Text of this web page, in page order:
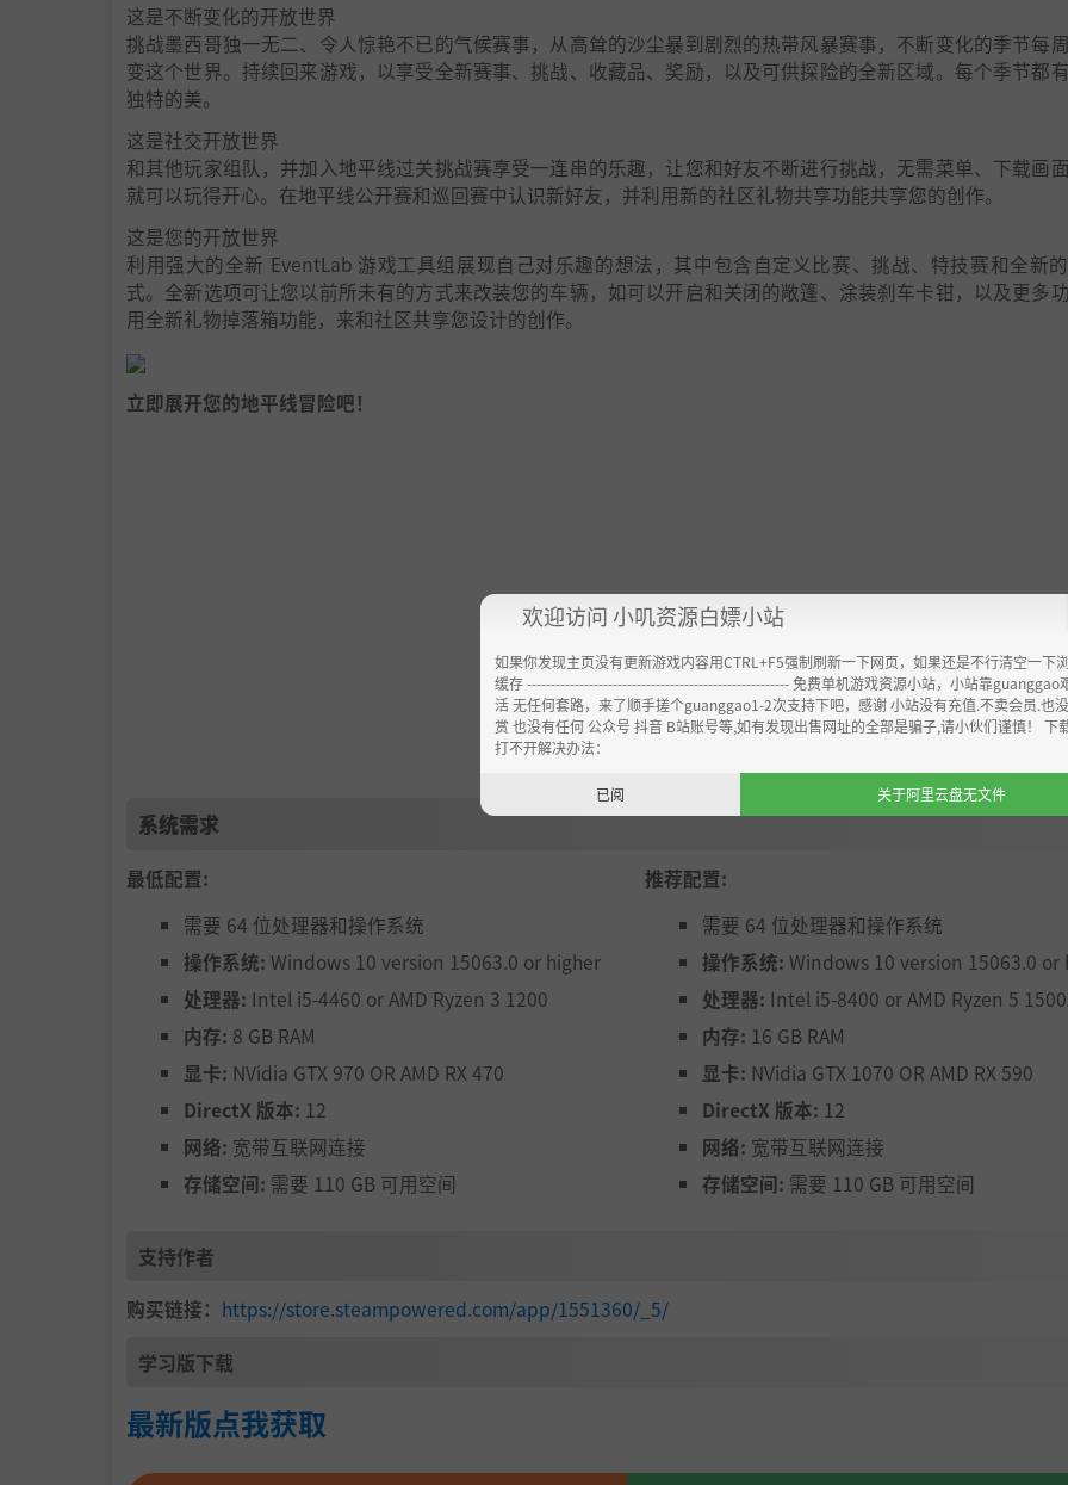
这是不断变化的开放世界
挑战墨西哥独一无二、令人惊艳不已的气候赛事，从高耸的沙尘暴到剧烈的热带风暴赛事，不断变化的季节每
变这个世界。持续回来游戏，以享受全新赛事、挑战、收藏品、奖励，以及可供探险的全新区域。每个季节都
独特的美。
这是社交开放世界
和其他玩家组队，并加入地平线过关挑战赛享受一连串的乐趣，让您和好友不断进行挑战，无需菜单、下载画
就可以玩得开心。在地平线公开赛和巡回赛中认识新好友，并利用新的社区礼物共享功能共享您的创作。
这是您的开放世界
利用强大的全新 EventLab 游戏工具组展现自己对乐趣的想法，其中包含自定义比赛、挑战、特技赛和全新
式。全新选项可让您以前所未有的方式来改装您的车辆，如可以开启和关闭的敞篷、涂装刹车卡钳，以及更多
用全新礼物掉落箱功能，来和社区共享您设计的创作。
立即展开您的地平线冒险吧！
系统需求
最低配置:
需要 64 位处理器和操作系统
操作系统: Windows 10 version 15063.0 or higher
处理器: Intel i5-4460 or AMD Ryzen 3 1200
内存: 8 GB RAM
显卡: NVidia GTX 970 OR AMD RX 470
DirectX 版本: 12
网络: 宽带互联网连接
存储空间: 需要 110 GB 可用空间
推荐配置:
需要 64 位处理器和操作系统
操作系统: Windows 10 version 15063.0 or
处理器: Intel i5-8400 or AMD Ryzen 5
内存: 16 GB RAM
显卡: NVidia GTX 1070 OR AMD RX 590
DirectX 版本: 12
网络: 宽带互联网连接
存储空间: 需要 110 GB 可用空间
支持作者
购买链接： https://store.steampowered.com/app/1551360/_5/
学习版下载
最新版点我获取
欢迎访问 小叽资源白嫖小站
如果你发现主页没有更新游戏内容用CTRL+F5强制刷新一下网页，如果还是不行清空一下
缓存 ------------------------------------------------------- 免费单机游戏资源小站，小站靠guanggao
活 无任何套路，来了顺手搓个guanggao1-2次支持下吧，感谢 小站没有充值.不卖会员.也
赏 也没有任何 公众号 抖音 B站账号等,如有发现出售网址的全部是骗子,请小伙们谨慎！ 下
打不开解决办法：
已阅 关于阿里云盘无文件